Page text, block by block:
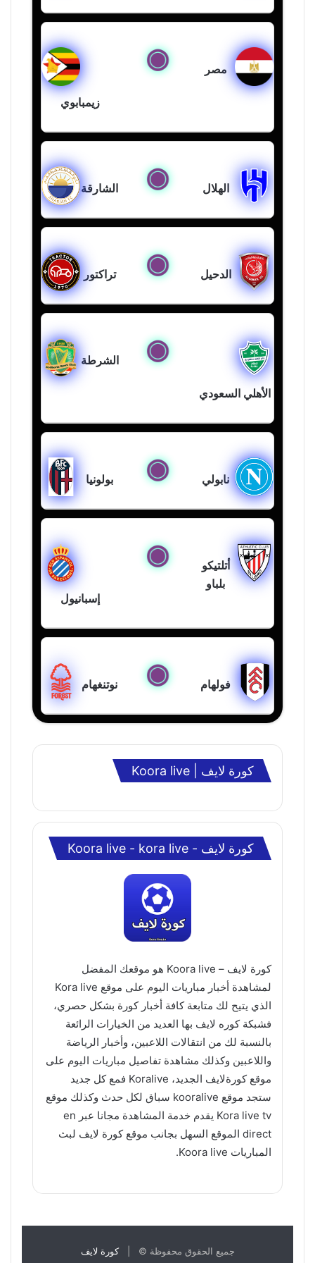
مصر
زيمبابوي
الهلال الشارقة
الدحيل تراكتور
الأهلي السعودي
الشرطة
نابولي بولونيا
أتلتيكو
بلباو
إسبانيول
فولهام نوتنغهام
كورة لايف | Koora live
كورة لايف - Koora live - kora live
كورة لايف – Koora live
هو موقعك المفضل
لمشاهدة أخبار مباريات اليوم على موقع Kora live
الذي يتيح لك متابعة كافة أخبار كورة بشكل حصري،
فشبكةكوره لايف بها العديد من الخيارات الرائعة
بالنسبة لك من انتقالات اللاعبين، وأخبار الرياضة
واللاعبين وكذلك مشاهدة تفاصيل مباريات اليوم على
موقع كورةلايف الجديد، Koralive فمع كل جديد
ستجد موقع kooralive سباق لكل حدث وكذلك موقع
Kora live tv
يقدم خدمة المشاهدة مجانا عبر en
direct الموقع السهل بجانب موقع
كورة لايف لبث
المباريات
.
جميع الحقوق محفوظة © |كورة لايف